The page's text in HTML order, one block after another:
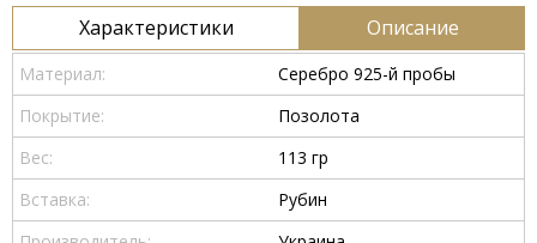
Характеристики Описание
Материал:
Серебро 925-й пробы
Покрытие:
Позолота
Вес:
113 гр
Вставка:
Рубин